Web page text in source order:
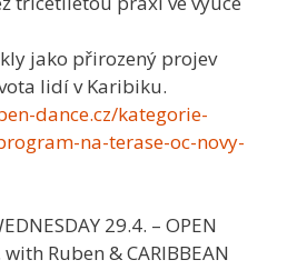
jako přirozený projev
lidí v Karibiku.
dance.cz/kategorie-
na-terase-oc-novy-
29.4. – OPEN
with Ruben & CARIBBEAN